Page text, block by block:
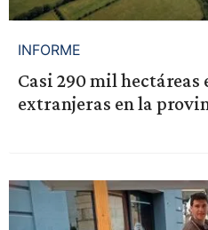
INFORME
Casi 290 mil hectáreas
extranjeras en la